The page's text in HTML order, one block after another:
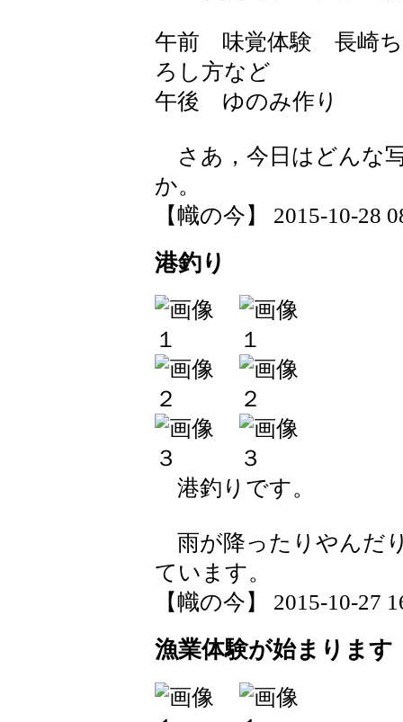
午前 味覚体験 長崎ち
ろし方など
午後 ゆのみ作り
さあ，今日はどんな
か。
【幟の今】 2015-10-28
港釣り
港釣りです。
雨が降ったりやんだ
ています。
【幟の今】 2015-10-27
漁業体験が始まります